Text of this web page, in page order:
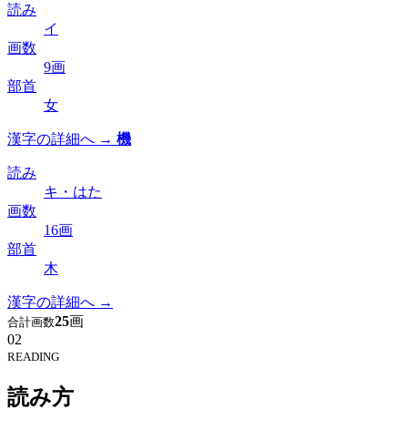
読み
イ
画数
9画
部首
女
漢字の詳細へ → 機
読み
キ・はた
画数
16画
部首
木
漢字の詳細へ →
合計画数25画
02
READING
読み方